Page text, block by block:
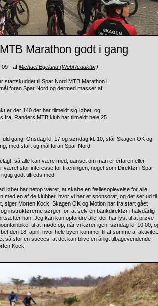
Marathon godt i gang
- af Michael Egelund (WebRedaktør)
startskuddet til Spar Nord MTB Marathon i
foran Spar Nord og dermed masser af
er der 140 der har tilmeldt sig løbet, og
fra. Randers MTB klub har tilmeldt hele 25
gang. Onsdag kl. 17 og søndag kl. 10, står Skagen OK og
med start og mål foran Spar Nord.
så alle kan være med, uanset om man er erfaren eller
været stor interesse for træningen, noget som Direktør i Spar
godt tilfreds med.
løbet har netop været, at skabe en fællesoplevelse for alle
med en af de klubber, hvor vi har et sponsorat, og det ser ud til
siger Morten Kock. Skagen OK og Motion har fra start gået
instruktørerne sørger for, at selv en bankdirektør i halvdårlig
han. Jeg kan kun opfordre alle, der har lyst til at prøve
til at møde op, når vi kører igen, søndag kl. 10.00,
den 18. april, hvor hele byen kommer til at summe af aktivitet.
så stor en succes, at det kan blive en årligt tilbagevendende
Kock.